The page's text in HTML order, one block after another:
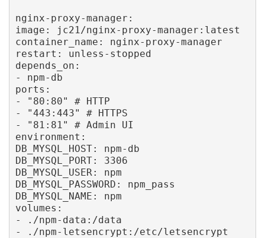
nginx-proxy-manager:
image: jc21/nginx-proxy-manager:latest
container_name: nginx-proxy-manager
restart: unless-stopped
depends_on:
- npm-db
ports:
- "80:80" # HTTP
- "443:443" # HTTPS
- "81:81" # Admin UI
environment:
DB_MYSQL_HOST: npm-db
DB_MYSQL_PORT: 3306
DB_MYSQL_USER: npm
DB_MYSQL_PASSWORD: npm_pass
DB_MYSQL_NAME: npm
volumes:
- ./npm-data:/data
- ./npm-letsencrypt:/etc/letsencrypt